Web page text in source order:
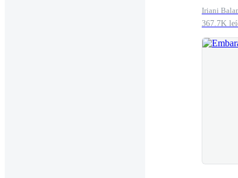
Iriani
367.7K